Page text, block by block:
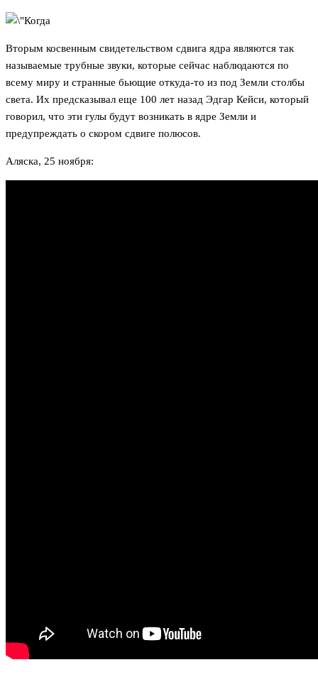
Вторым косвенным свидетельством сдвига ядра являются так
называемые трубные звуки, которые сейчас наблюдаются по
всему миру и странные бьющие откуда-то из под Земли столбы
света. Их предсказывал еще 100 лет назад Эдгар Кейси, который
говорил, что эти гулы будут возникать в ядре Земли и
предупреждать о скором сдвиге полюсов.
Аляска, 25 ноября: